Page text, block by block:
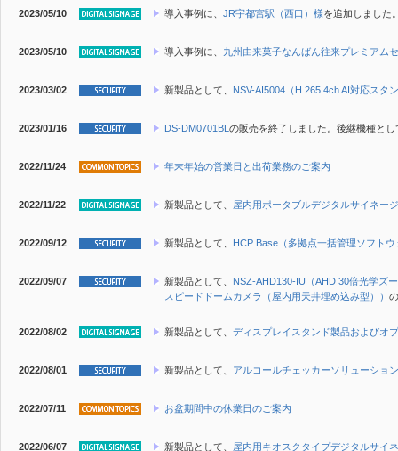
2023/05/10 導入事例に、 JR宇都宮駅（西口）様を追加しました
2023/05/10 導入事例に、 九州由来菓子なんばん往来プレミアム
2023/03/02 新製品として、 NSV-AI5004（H.265 4ch AI対応スタ
2023/01/16 DS-DM0701BL の販売を終了しました。後継機種とし
2022/11/24 年末年始の営業日と出荷業務のご案内
2022/11/22 新製品として、 屋内用ポータブルデジタルサイネー
2022/09/12 新製品として、 HCP Base（多拠点一括管理ソフトウ
2022/09/07 新製品として、 NSZ-AHD130-IU（AHD 30倍光学ズ
スピードドームカメラ（屋内用天井埋め込み型））
2022/08/02 新製品として、 ディスプレイスタンド製品およびオ
2022/08/01 新製品として、 アルコールチェッカーソリューショ
2022/07/11 お盆期間中の休業日のご案内
2022/06/07 新製品として、 屋内用キオスクタイプデジタルサイ